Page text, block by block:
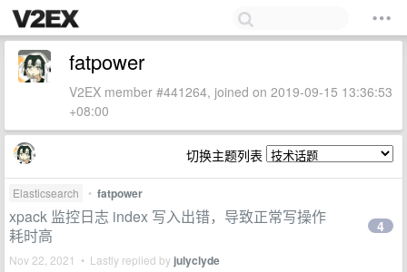
fatpower
V2EX member #441264, joined on 2019-09-15 13:36:53
+08:00
切换主题列表
Elasticsearch • fatpower
xpack 监控日志 index 写入出错，导致正常写操作
耗时高
Nov 22, 2021 • Lastly replied by julyclyde
4